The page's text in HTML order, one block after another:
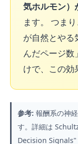
気ホルモン）
ます。 つま
が自然とやる
んだページ数
けで、この効
参考: 報酬系の神
す。詳細は
Decision